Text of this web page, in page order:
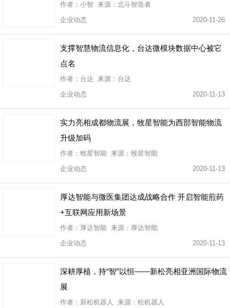
作者：小智 来源：北斗智造者
企业动态
2020-11-26
支撑智慧物流信息化，台达微模块数据中心被它
点名
作者：台达 来源：台达
企业动态
2020-11-13
实力亮相成都物流展，牧星智能为西部智能物流
升级加码
作者：牧星智能 来源：牧星智能
企业动态
2020-11-13
厚达智能与微医集团达成战略合作 开启智能煎药
+互联网应用新场景
作者：厚达智能 来源：厚达智能
企业动态
2020-11-13
深耕厚植，持“智”以恒——新松亮相亚洲国际物流
展
作者：新松机器人 来源：松机器人